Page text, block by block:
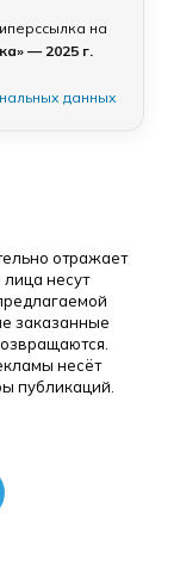
на
— 2025 г.
данных
отражает
несут
заказанные
несёт
публикаций.